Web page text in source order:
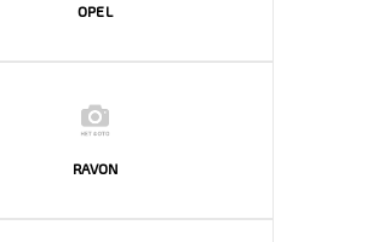
OPEL
RAVON